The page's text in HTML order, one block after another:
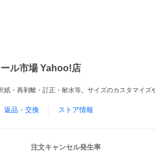
ル市場 Yahoo!店
・再剥離・訂正・耐水等。サイズのカスタマイズ
返品・交換 ストア情報
注文キャンセル発生率